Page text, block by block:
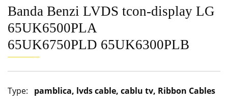
Banda Benzi LVDS tcon-display LG
65UK6500PLA
65UK6750PLD 65UK6300PLB
Type: pamblica, lvds cable, cablu tv, Ribbon Cables